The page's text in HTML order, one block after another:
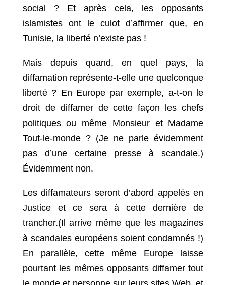
social ? Et après cela, les opposants
islamistes ont le culot d’affirmer que, en
Tunisie, la liberté n’existe pas !
Mais depuis quand, en quel pays, la
diffamation représente-t-elle une quelconque
liberté ? En Europe par exemple, a-t-on le
droit de diffamer de cette façon les chefs
politiques ou même Monsieur et Madame
Tout-le-monde ? (Je ne parle évidemment
pas d’une certaine presse à scandale.)
Évidemment non.
Les diffamateurs seront d’abord appelés en
Justice et ce sera à cette dernière de
trancher.(Il arrive même que les magazines
à scandales européens soient condamnés !)
En parallèle, cette même Europe laisse
pourtant les mêmes opposants diffamer tout